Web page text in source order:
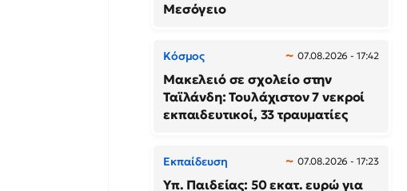
Μεσόγειο
Κόσμος 07.08.2026 - 17:42
Μακελειό σε σχολείο στην
Ταϊλάνδη: Τουλάχιστον 7 νεκροί
εκπαιδευτικοί, 33 τραυματίες
Εκπαίδευση 07.08.2026 - 17:23
Υπ. Παιδείας: 50 εκατ. ευρώ για